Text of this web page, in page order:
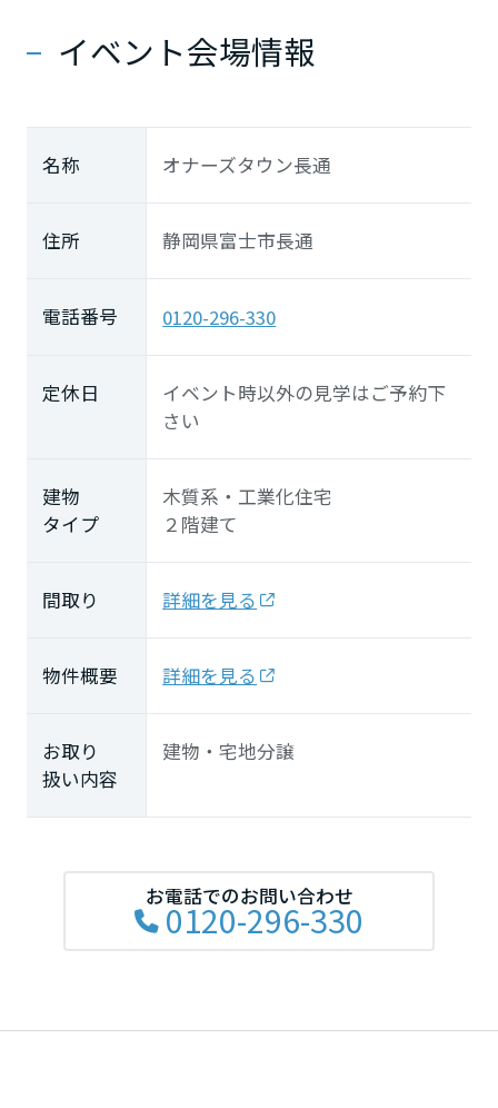
イベント会場情報
名称 オナーズタウン長通
住所 静岡県富士市長通
電話番号 0120-296-330
定休日
イベント時以外の見学はご予約下
さい
建物
タイプ
木質系・工業化住宅
２階建て
間取り 詳細を見る
物件概要 詳細を見る
お取り
扱い内容
建物・宅地分譲
お電話でのお問い合わせ
0120-296-330